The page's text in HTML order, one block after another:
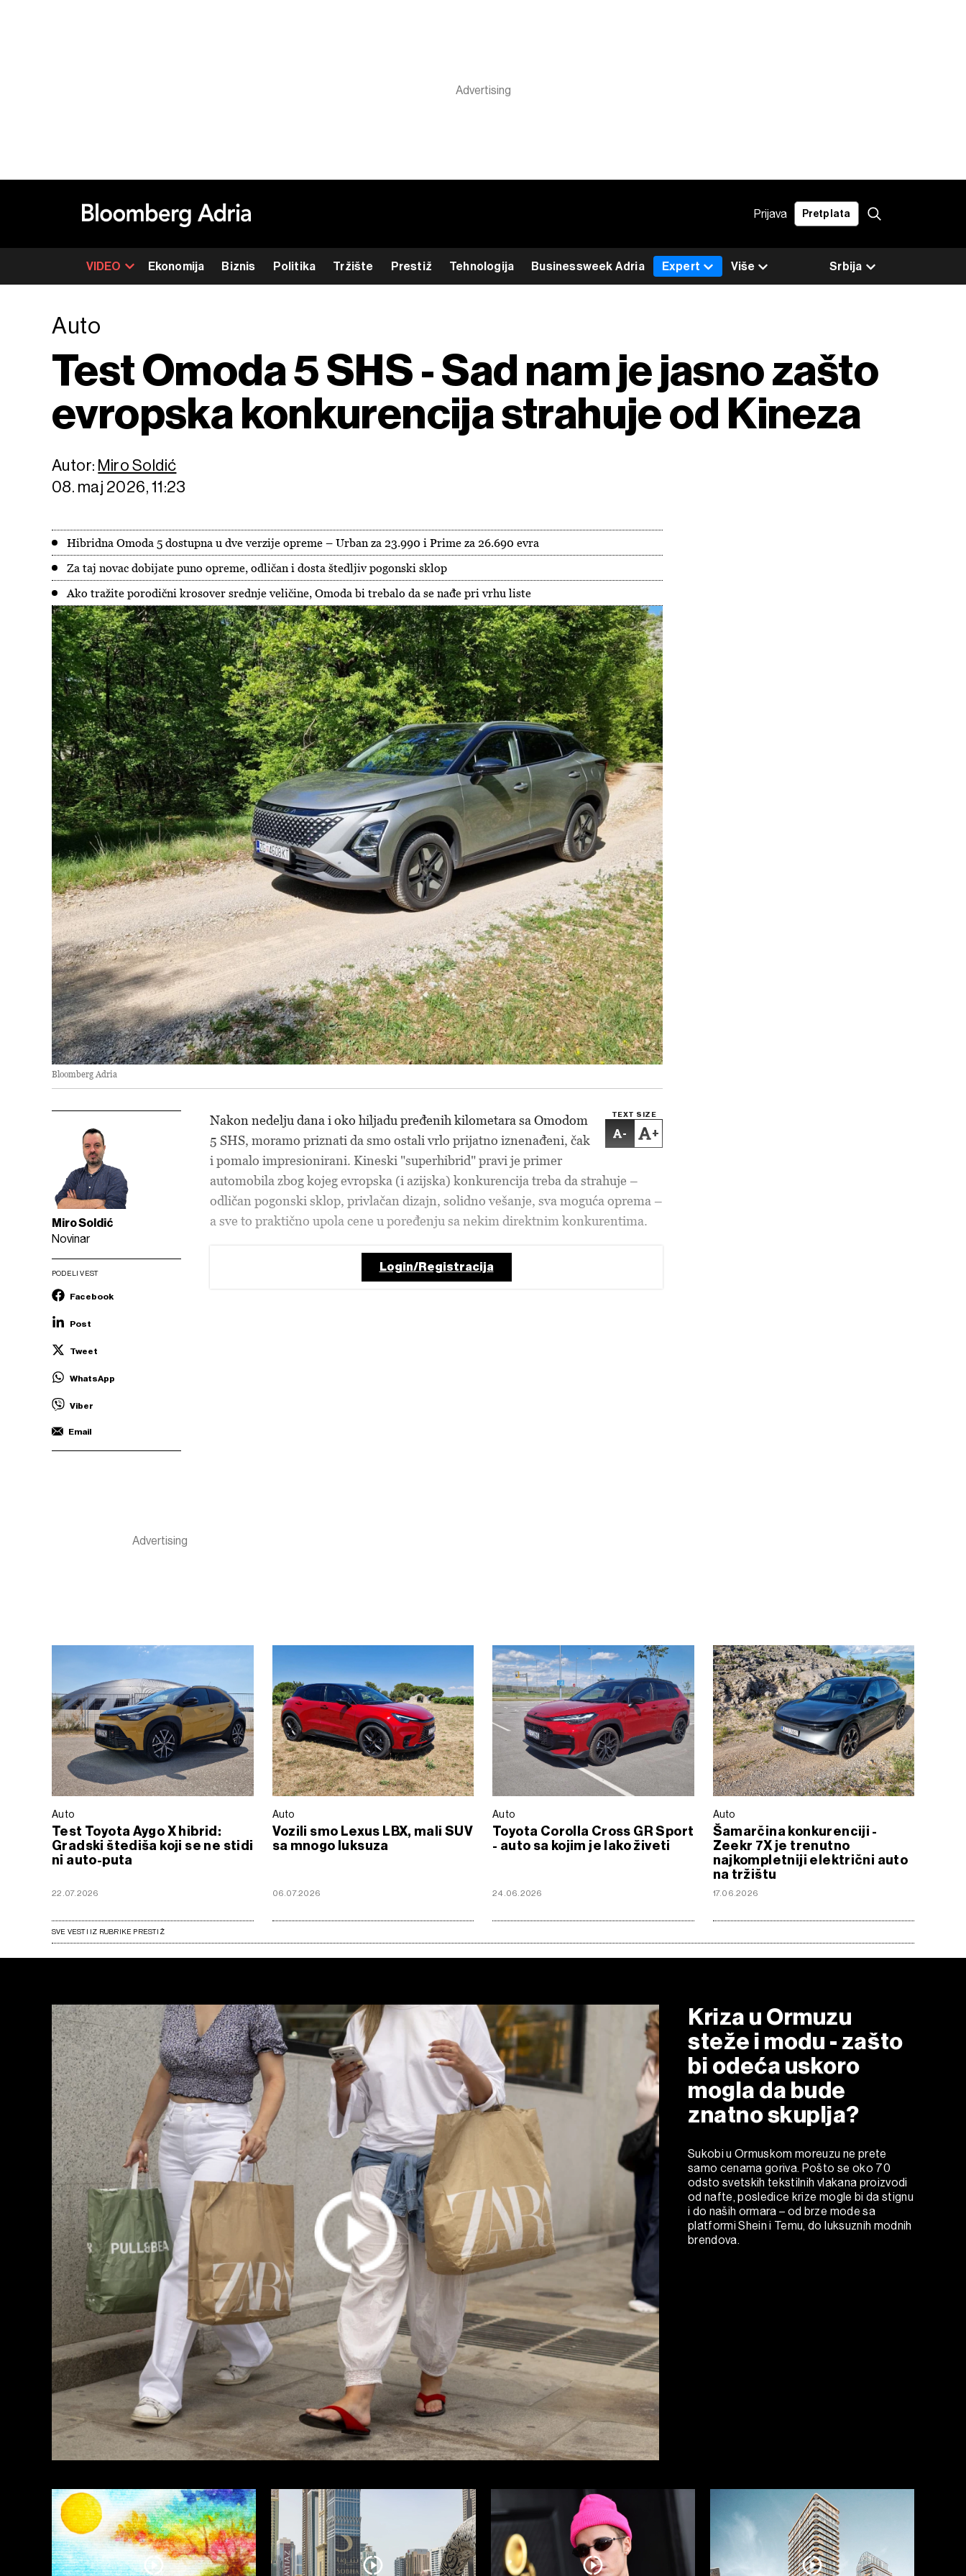
Prijava Pretplata
VIDEO Ekonomija Biznis Politika Tržište Prestiž Tehnologija Businessweek Adria Srbija
Expert Više
Auto
Test Omoda 5 SHS - Sad nam je jasno zašto
evropska konkurencija strahuje od Kineza
Autor: Miro Soldić
08. maj 2026, 11:23
Hibridna Omoda 5 dostupna u dve verzije opreme – Urban za 23.990 i Prime za 26.690 evra
Za taj novac dobijate puno opreme, odličan i dosta štedljiv pogonski sklop
Ako tražite porodični krosover srednje veličine, Omoda bi trebalo da se nađe pri vrhu liste
Bloomberg Adria
Miro Soldić
Novinar
PODELI VEST
Facebook
Post
Tweet
WhatsApp
Viber
Email
TEXT SIZE
- +
Nakon nedelju dana i oko hiljadu pređenih kilometara sa Omodom
5 SHS, moramo priznati da smo ostali vrlo prijatno iznenađeni, čak
i pomalo impresionirani. Kineski "superhibrid" pravi je primer
automobila zbog kojeg evropska (i azijska) konkurencija treba da strahuje –
odličan pogonski sklop, privlačan dizajn, solidno vešanje, sva moguća oprema –
a sve to praktično upola cene u poređenju sa nekim direktnim konkurentima.
Login/Registracija
Auto
Test Toyota Aygo X hibrid:
Gradski štediša koji se ne stidi
ni auto-puta
22.07.2026
Auto
Vozili smo Lexus LBX, mali SUV
sa mnogo luksuza
06.07.2026
Auto
Toyota Corolla Cross GR Sport
- auto sa kojim je lako živeti
24.06.2026
Auto
Šamarčina konkurenciji -
Zeekr 7X je trenutno
najkompletniji električni auto
na tržištu
17.06.2026
SVE VESTI IZ RUBRIKE PRESTIŽ
Kriza u Ormuzu
steže i modu - zašto
bi odeća uskoro
mogla da bude
znatno skuplja?
Sukobi u Ormuskom moreuzu ne prete
samo cenama goriva. Pošto se oko 70
odsto svetskih tekstilnih vlakana proizvodi
od nafte, posledice krize mogle bi da stignu
i do naših ormara – od brze mode sa
platformi Shein i Temu, do luksuznih modnih
brendova.